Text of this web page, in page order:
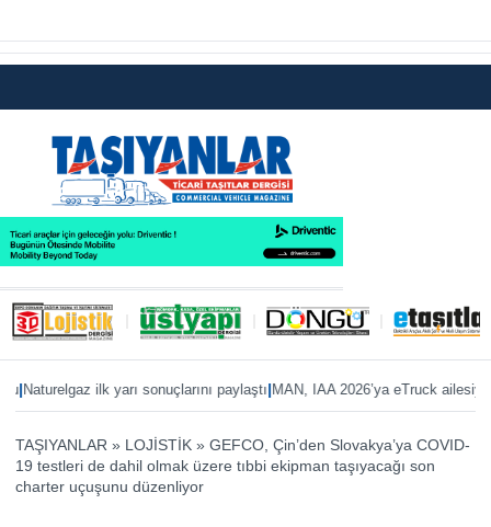
ilk yarı sonuçlarını paylaştı|MAN, IAA 2026’ya eTruck ailesiyle
TAŞIYANLAR » LOJİSTİK » GEFCO, Çin’den Slovakya’ya COVID-
19 testleri de dahil olmak üzere tıbbi ekipman taşıyacağı son
charter uçuşunu düzenliyor